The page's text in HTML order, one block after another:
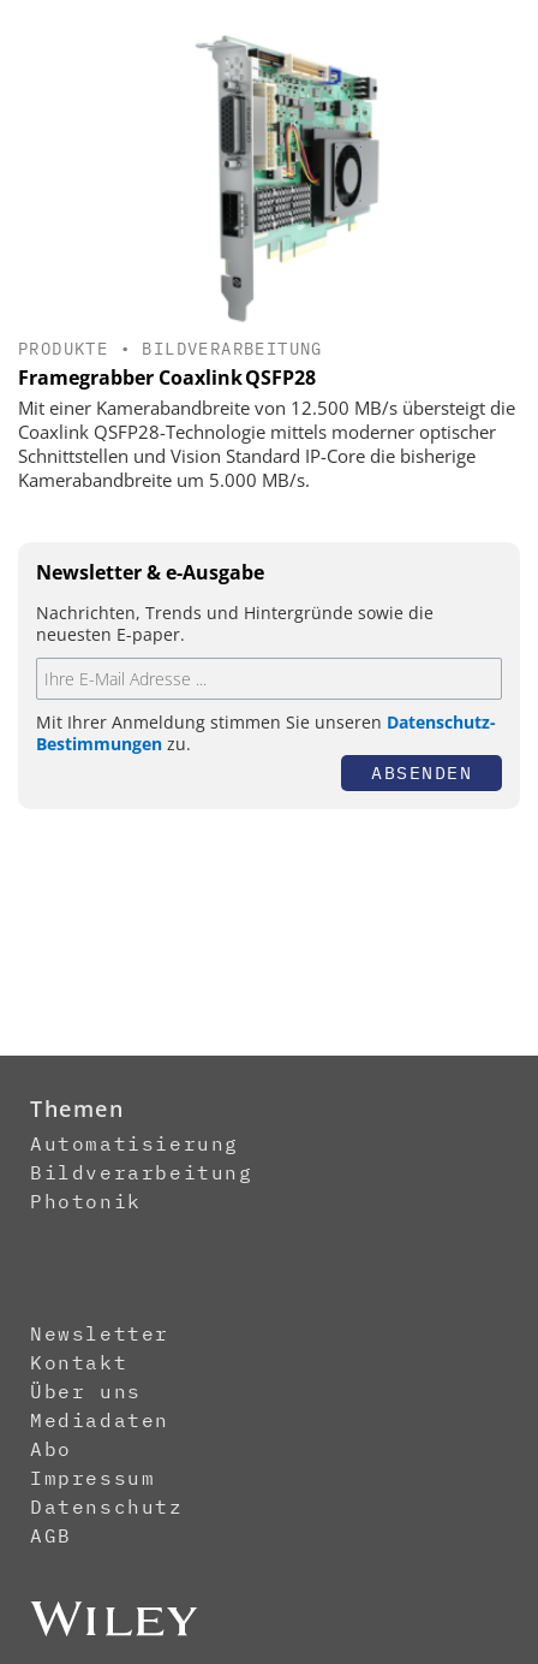
PRODUKTE • BILDVERARBEITUNG
Framegrabber Coaxlink QSFP28
Mit einer Kamerabandbreite von 12.500 MB/s übersteigt die
Coaxlink QSFP28-Technologie mittels moderner optischer
Schnittstellen und Vision Standard IP-Core die bisherige
Kamerabandbreite um 5.000 MB/s.
Newsletter & e-Ausgabe
Nachrichten, Trends und Hintergründe sowie die
neuesten E-paper.
Mit Ihrer Anmeldung stimmen Sie unseren Datenschutz-
Bestimmungen zu.
ABSENDEN
Themen
Automatisierung
Bildverarbeitung
Photonik
Newsletter
Kontakt
Über uns
Mediadaten
Abo
Impressum
Datenschutz
AGB